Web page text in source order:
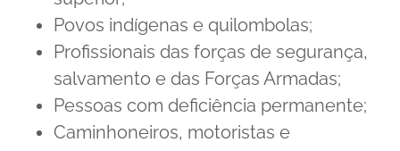
Povos indígenas e quilombolas;
Profissionais das forças de segurança,
salvamento e das Forças Armadas;
Pessoas com deficiência permanente;
Caminhoneiros, motoristas e